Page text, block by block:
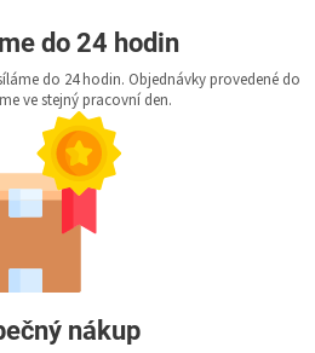
do 24 hodin
do 24 hodin. Objednávky provedené do
ve stejný pracovní den.
nákup